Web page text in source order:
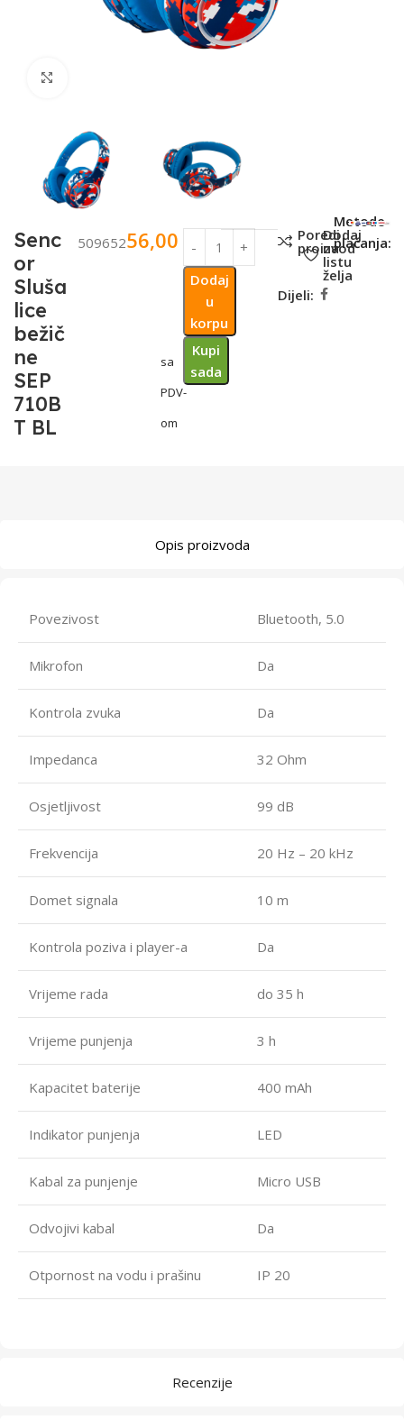
Senc
or
Sluša
lice
bežič
ne
SEP
710B
T BL
50965256,00
sa
PDV-
om
Dodaj
u
korpu
Kupi
sada
Poredi
proizvod
Dodaj
na
listu
želja
Dijeli:
Metode
plaćanja:
Opis proizvoda
Recenzije
Povezivost Bluetooth, 5.0
Mikrofon Da
Kontrola zvuka Da
Impedanca 32 Ohm
Osjetljivost 99 dB
Frekvencija 20 Hz – 20 kHz
Domet signala 10 m
Kontrola poziva i player-a Da
Vrijeme rada do 35 h
Vrijeme punjenja 3 h
Kapacitet baterije 400 mAh
Indikator punjenja LED
Kabal za punjenje Micro USB
Odvojivi kabal Da
Otpornost na vodu i prašinu IP 20